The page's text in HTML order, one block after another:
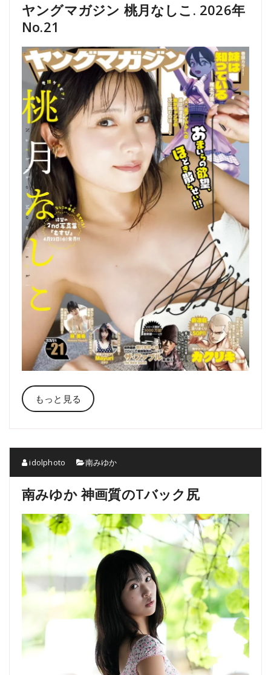
ヤングマガジン 桃月なしこ. 2026年
No.21
もっと見る
idolphoto 南みゆか
南みゆか 神画質のTバック尻